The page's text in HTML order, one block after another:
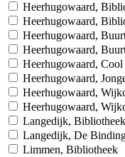
Heerhugowaard,
Heerhugowaard,
Heerhugowaard,
Heerhugowaard,
Heerhugowaard, Cool
Heerhugowaard,
Heerhugowaard,
Heerhugowaard,
Langedijk, Bibliotheek
Langedijk, De
Limmen, Bibliotheek